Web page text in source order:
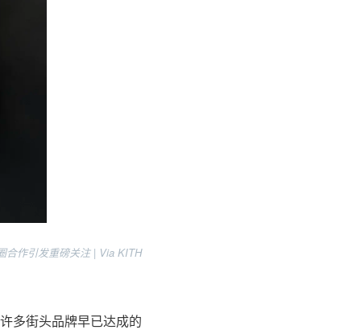
合作引发重磅关注 | Via KITH
多街头品牌早已达成的